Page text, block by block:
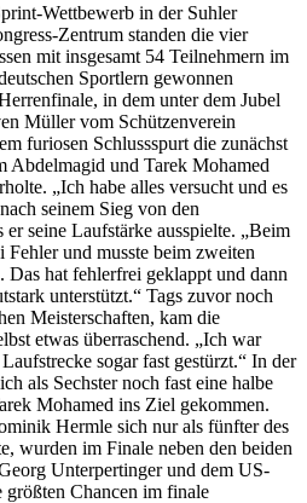
Wettbewerb in der Suhler
Zentrum standen die vier
mit insgesamt 54 Teilnehmern im
Sportlern gewonnen
in dem unter dem Jubel
Müller vom Schützenverein
furiosen Schlussspurt die zunächst
und Tarek Mohamed
„Ich habe alles versucht und es
seinem Sieg von den
er seine Laufstärke ausspielte. „Beim
Fehler und musste beim zweiten
Das hat fehlerfrei geklappt und dann
unterstützt.“ Tags zuvor noch
Meisterschaften, kam die
etwas überraschend. „Ich war
sogar fast gestürzt.“ In der
als Sechster noch fast eine halbe
Mohamed ins Ziel gekommen.
Hermle sich nur als fünfter des
wurden im Finale neben den beiden
Unterpertinger und dem US-
größten Chancen im finale